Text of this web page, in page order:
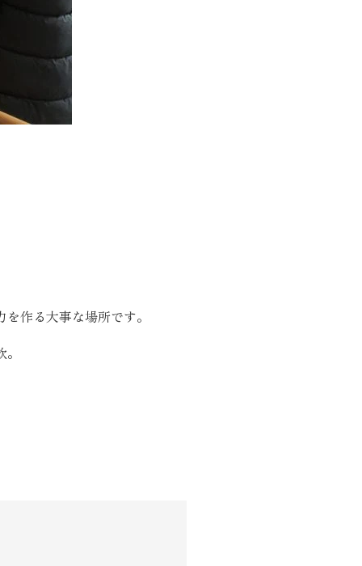
作る大事な場所です。